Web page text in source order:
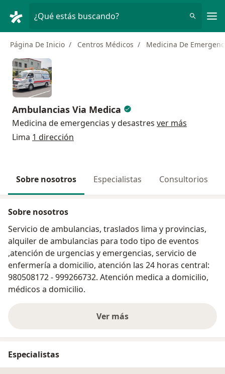
¿Qué estás buscando?
Página De Inicio Centros Médicos Medicina De
Ambulancias Via Medica
Medicina de emergencias y desastres ver más
Lima 1 dirección
Sobre nosotros Especialistas Consultorios
Sobre nosotros
Servicio de ambulancias, traslados lima y provincias,
alquiler de ambulancias para todo tipo de eventos
,atención de urgencias y emergencias, servicio de
enfermería a domicilio, atención las 24 horas central:
980508172 - 999266732. Atención medica a domicilio,
médicos a domicilio.
Ver más
Especialistas